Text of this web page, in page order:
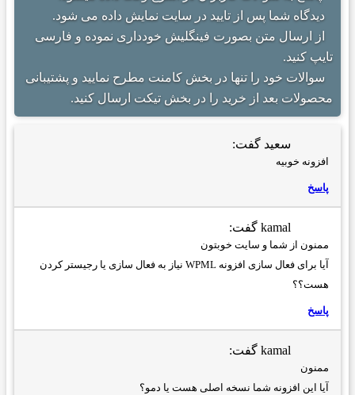
دیدگاه شما پس از تایید در سایت نمایش داده می شود.
از ارسال متن بصورت فینگلیش خودداری نموده و فارسی
تایپ کنید.
سوالات خود را تنها در بخش کامنت مطرح نمایید و پشتیبانی
محصولات بعد از خرید را در بخش تیکت ارسال کنید.
سعید گفت:
افزونه خوبیه
پاسخ
kamal گفت:
ممنون از شما و سایت خوبتون
آیا برای فعال سازی افزونه WPML نیاز به فعال سازی یا رجیستر کردن
هست؟؟
پاسخ
kamal گفت:
ممنون
آیا این افزونه شما نسخه اصلی هست یا دمو؟